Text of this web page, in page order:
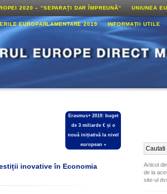
2020 – ”SEPARAȚI DAR ÎMPREUNĂ” UNIUNEA
EUROPARLAMENTARE 2019 INFORMAŢII UTILE
Erasmus+ 2019: buget
de 3 miliarde € și o
nouă inițiativă la nivel
european »
inovative în Economia
Articol
de la
site-ul